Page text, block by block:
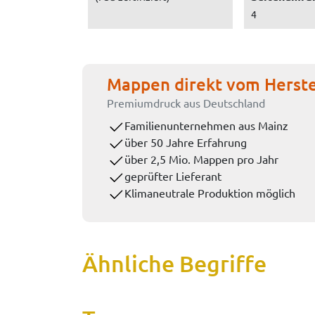
4
Mappen direkt vom
Premiumdruck aus Deutschland
Familienunternehmen aus Mainz
über 50 Jahre Erfahrung
über 2,5 Mio. Mappen pro Jahr
geprüfter Lieferant
Klimaneutrale Produktion möglich
Ähnliche Begriffe